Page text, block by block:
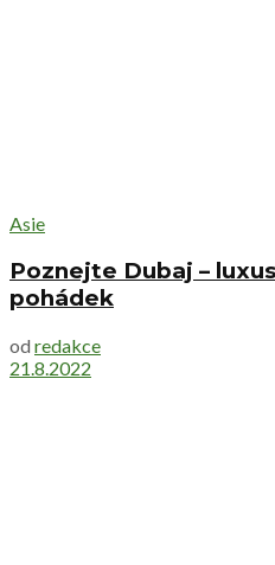
Asie
Poznejte Dubaj –
pohádek
od redakce
21.8.2022